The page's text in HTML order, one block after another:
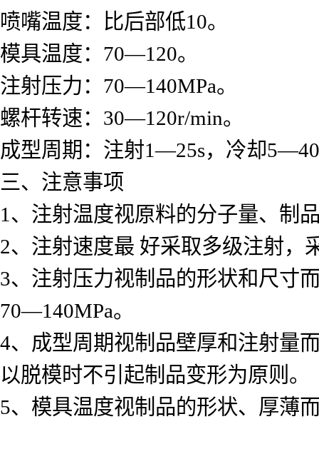
喷嘴温度：比后部低10。
模具温度： 70—120。
注射压力： 70—140MPa。
螺杆转速： 30—120r/min。
成型周期：注射1—25s，冷却
三、注意事项
1 、注射温度视原料的分子量、制
2、注射速度最 好采取多级注射，
3、注射压力视制品的形状和尺寸
70—140MPa。
4、成型周期视制品壁厚和注射量
以脱模时不引起制品变形为原则。
5、模具温度视制品的形状、厚薄